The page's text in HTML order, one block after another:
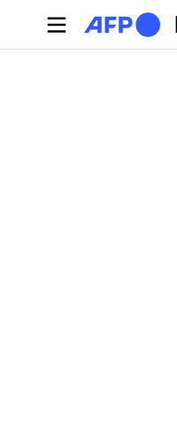
Overslaan en naar de
Primaire